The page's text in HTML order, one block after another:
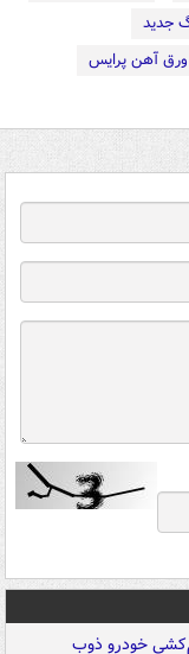
جدید
آهن پرایس